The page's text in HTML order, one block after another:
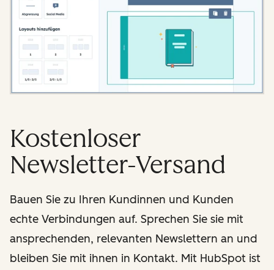
Kostenloser
Newsletter-Versand
Bauen Sie zu Ihren Kundinnen und Kunden
echte Verbindungen auf. Sprechen Sie sie mit
ansprechenden, relevanten Newslettern an und
bleiben Sie mit ihnen in Kontakt. Mit HubSpot ist